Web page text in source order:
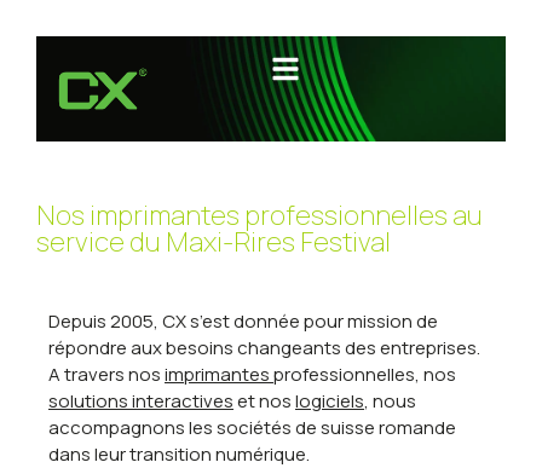
Nos imprimantes professionnelles au
service du Maxi-Rires Festival
Depuis 2005, CX s’est donnée pour mission de
répondre aux besoins changeants des entreprises.
A travers nosimprimantesprofessionnelles, nos
solutions interactiveset noslogiciels, nous
accompagnons les sociétés de suisse romande
dans leur transition numérique.